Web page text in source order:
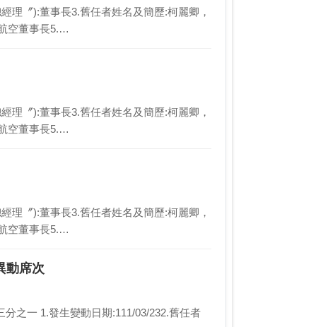
理〞):董事長3.舊任者姓名及簡歷:柯麗卿，
空董事長5.…
理〞):董事長3.舊任者姓名及簡歷:柯麗卿，
空董事長5.…
理〞):董事長3.舊任者姓名及簡歷:柯麗卿，
空董事長5.…
動席次
舊任者